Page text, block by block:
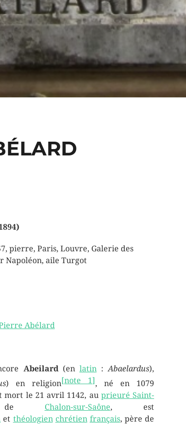
pierre, Paris, Louvre, Galerie des
Napoléon, aile Turgot
Abélard
Abeilard (en latin : Abaelardus),
) en religion[note 1], né en 1079
mort le 21 avril 1142, au prieuré Saint-
de Chalon-sur-Saône, est
et théologien chrétien français, père de